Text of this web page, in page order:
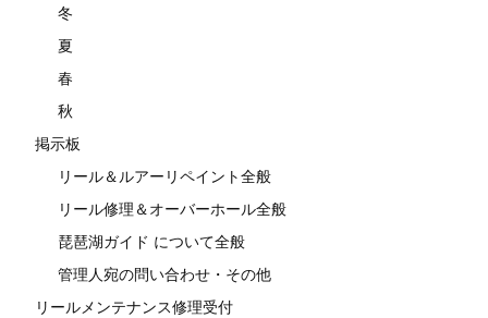
冬
夏
春
秋
掲示板
リール＆ルアーリペイント全般
リール修理＆オーバーホール全般
琵琶湖ガイド について全般
管理人宛の問い合わせ・その他
リールメンテナンス修理受付